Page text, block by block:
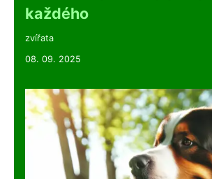
každého
zvířata
08. 09. 2025